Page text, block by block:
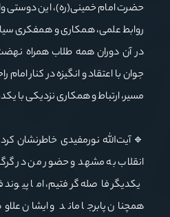
حضرت امام خمینی(ره)، این دوستی
روابط علمی، همکاری و همفکری
در آن دوران همه طلاب همراه
جوان با اعتقاد و انگیزه در کنار
مسیر، ارتباط و همکاری نزدیکی با
🔹آیت‌الله نورمفیدی خاطرنشان
انقلاب به مشهد و حضور من در
یکدیگر فاصله گرفتیم، اما
همچنان پابرجا ماند و ایشان